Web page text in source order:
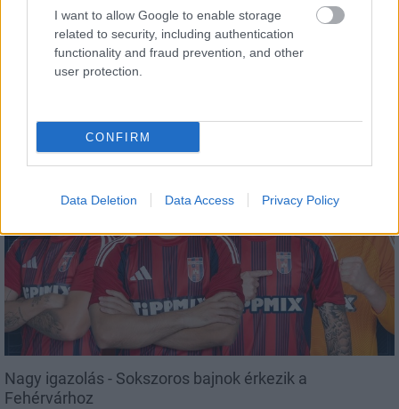
I want to allow Google to enable storage
related to security, including authentication
functionality and fraud prevention, and other
user protection.
CONFIRM
Data Deletion Data Access Privacy Policy
felülvizsgálat árnyékában?
Aktuális
Nagy igazolás - Sokszoros bajnok érkezik a
Fehérvárhoz